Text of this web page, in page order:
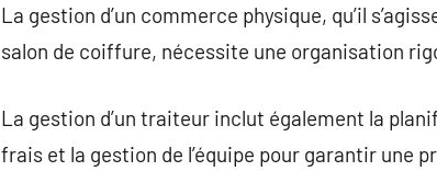
La gestion d’un commerce physique, qu’il
salon de coiffure, nécessite une organisation
La gestion d’un traiteur inclut également la
frais et la gestion de l’équipe pour garantir une